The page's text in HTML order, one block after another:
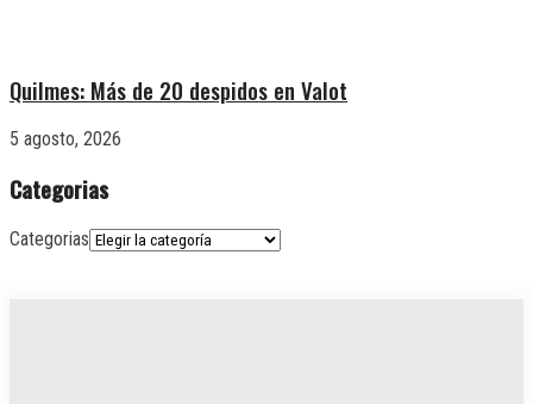
Quilmes: Más de 20 despidos en Valot
5 agosto, 2026
Categorias
Categorias